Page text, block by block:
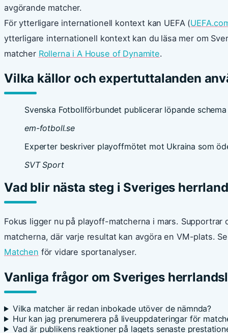
avgörande matcher.
För ytterligare internationell kontext kan UEFA (
ytterligare internationell kontext kan du läsa mer om
matcher Rollerna i A House of Dynamite.
Vilka källor och expertuttalanden
Svenska Fotbollförbundet publicerar löpande
em-fotboll.se
Experter beskriver playoffmötet mot Ukraina som
SVT Sport
Vad blir nästa steg i Sveriges
Fokus ligger nu på playoff-matcherna i mars.
matcherna, där varje resultat kan avgöra en VM-plats.
Matchen för vidare sportanalyser.
Vanliga frågor om Sveriges
Vilka matcher är redan inbokade utöver de nämnda?
Hur kan jag prenumerera på liveuppdateringar för
Vad är publikens reaktioner på lagets senaste